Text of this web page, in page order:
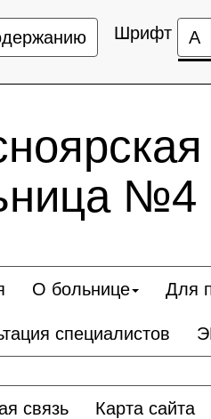
Шрифт А
№4
О больнице Для
специалистов
связь Карта сайта